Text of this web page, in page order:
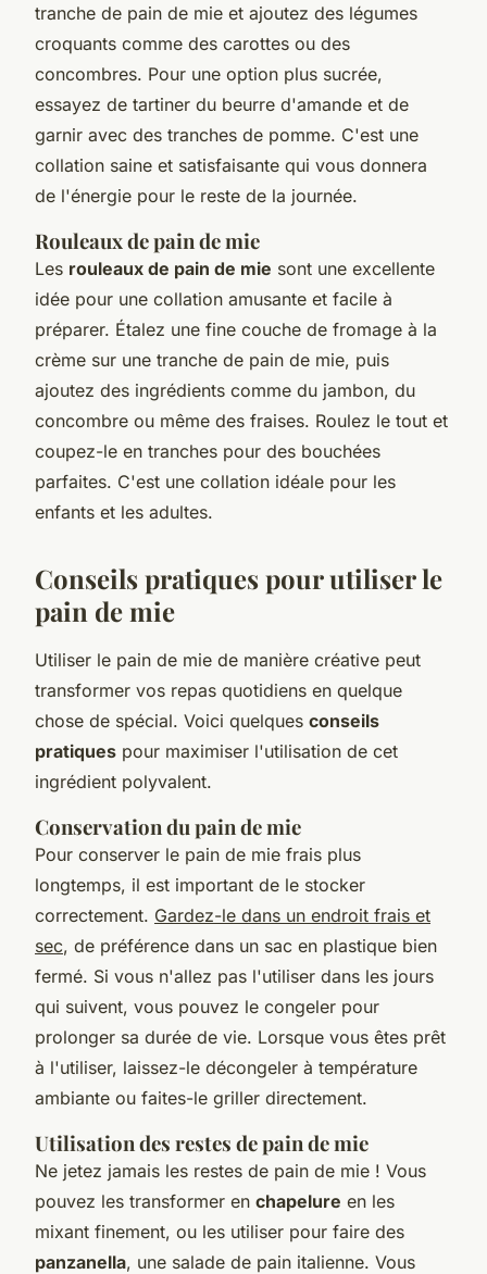
tranche de pain de mie et ajoutez des légumes
croquants comme des carottes ou des
concombres. Pour une option plus sucrée,
essayez de tartiner du beurre d'amande et de
garnir avec des tranches de pomme. C'est une
collation saine et satisfaisante qui vous donnera
de l'énergie pour le reste de la journée.
Rouleaux de pain de mie
Les rouleaux de pain de mie sont une excellente
idée pour une collation amusante et facile à
préparer. Étalez une fine couche de fromage à la
crème sur une tranche de pain de mie, puis
ajoutez des ingrédients comme du jambon, du
concombre ou même des fraises. Roulez le tout et
coupez-le en tranches pour des bouchées
parfaites. C'est une collation idéale pour les
enfants et les adultes.
Conseils pratiques pour utiliser le
pain de mie
Utiliser le pain de mie de manière créative peut
transformer vos repas quotidiens en quelque
chose de spécial. Voici quelques conseils
pratiques pour maximiser l'utilisation de cet
ingrédient polyvalent.
Conservation du pain de mie
Pour conserver le pain de mie frais plus
longtemps, il est important de le stocker
correctement. Gardez-le dans un endroit frais et
sec, de préférence dans un sac en plastique bien
fermé. Si vous n'allez pas l'utiliser dans les jours
qui suivent, vous pouvez le congeler pour
prolonger sa durée de vie. Lorsque vous êtes prêt
à l'utiliser, laissez-le décongeler à température
ambiante ou faites-le griller directement.
Utilisation des restes de pain de mie
Ne jetez jamais les restes de pain de mie ! Vous
pouvez les transformer en chapelure en les
mixant finement, ou les utiliser pour faire des
panzanella, une salade de pain italienne. Vous